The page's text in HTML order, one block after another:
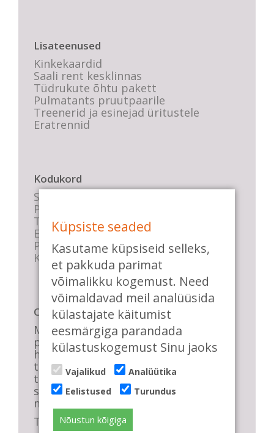
Lisateenused
Kinkekaardid
Saali rent kesklinnas
Tüdrukute õhtu pakett
Pulmatants pruutpaarile
Treenerid ja esinejad üritustele
Eratrennid
Kodukord
Stuudio sisekord
Privaatsustingimused
Tasemete kirjeldused
E-poe tingimused
Parkimise info
KKK
Casa de Baile
Me pühendume lõbusale olemisele,
positiivsele seltskonnale ja
huvitavatele ning kasulikele
tantsudele. Kui mõnes meie
talveõhtuses trennis tuled kustutada,
siis vaatab vastu säravate silmade
meri, mis näitab, et oleme õigel teel!
Tule ka sina meie sekka.
Küpsiste seaded
Kasutame küpsiseid selleks,
et pakkuda parimat
võimalikku kogemust. Need
võimaldavad meil analüüsida
külastajate käitumist
eesmärgiga parandada
külastuskogemust Sinu jaoks
Vajalikud
Analüütika
Eelistused
Turundus
Nõustun kõigiga